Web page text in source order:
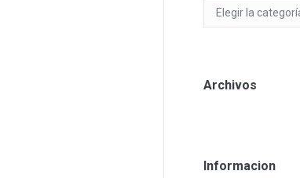
Blog
Archivos
Informacion